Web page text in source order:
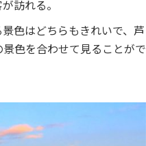
訪れる。
色はどちらもきれいで、芦
色を合わせて見ることがで